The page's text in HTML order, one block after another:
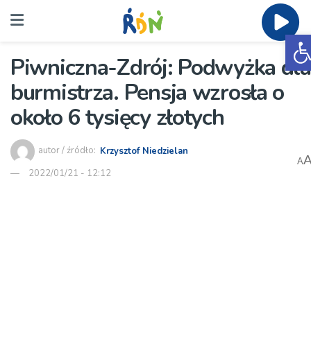
Piwniczna-Zdrój: Podwyżka dla
burmistrza. Pensja wzrosła o
około 6 tysięcy złotych
autor / źródło: Krzysztof Niedzielan
2022/01/21 - 12:12
A